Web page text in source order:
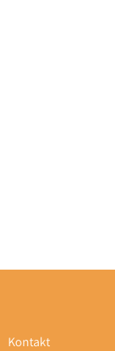
Kontakt